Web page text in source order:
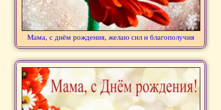
Мама, с днём рождения, желаю сил и благополучия